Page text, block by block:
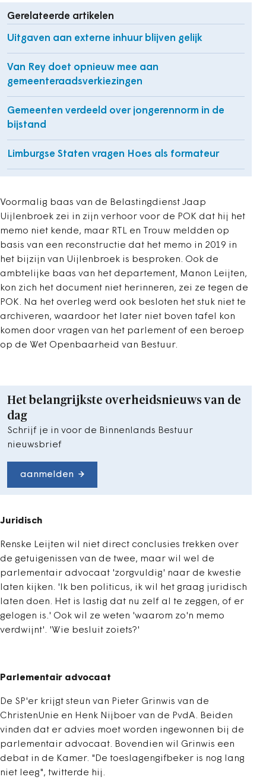
Gerelateerde artikelen
Uitgaven aan externe inhuur blijven gelijk
Van Rey doet opnieuw mee aan
gemeenteraadsverkiezingen
Gemeenten verdeeld over jongerennorm in de
bijstand
Limburgse Staten vragen Hoes als formateur
Voormalig baas van de Belastingdienst Jaap
Uijlenbroek zei in zijn verhoor voor de POK dat hij het
memo niet kende, maar RTL en Trouw meldden op
basis van een reconstructie dat het memo in 2019 in
het bijzijn van Uijlenbroek is besproken. Ook de
ambtelijke baas van het departement, Manon Leijten,
kon zich het document niet herinneren, zei ze tegen de
POK. Na het overleg werd ook besloten het stuk niet te
archiveren, waardoor het later niet boven tafel kon
komen door vragen van het parlement of een beroep
op de Wet Openbaarheid van Bestuur.
Het belangrijkste overheidsnieuws van de
dag
Schrijf je in voor de Binnenlands Bestuur
nieuwsbrief
aanmelden
Juridisch
Renske Leijten wil niet direct conclusies trekken over
de getuigenissen van de twee, maar wil wel de
parlementair advocaat 'zorgvuldig' naar de kwestie
laten kijken. 'Ik ben politicus, ik wil het graag juridisch
laten doen. Het is lastig dat nu zelf al te zeggen, of er
gelogen is.' Ook wil ze weten 'waarom zo'n memo
verdwijnt'. 'Wie besluit zoiets?'
Parlementair advocaat
De SP'er krijgt steun van Pieter Grinwis van de
ChristenUnie en Henk Nijboer van de PvdA. Beiden
vinden dat er advies moet worden ingewonnen bij de
parlementair advocaat. Bovendien wil Grinwis een
debat in de Kamer. "De toeslagengifbeker is nog lang
niet leeg", twitterde hij.